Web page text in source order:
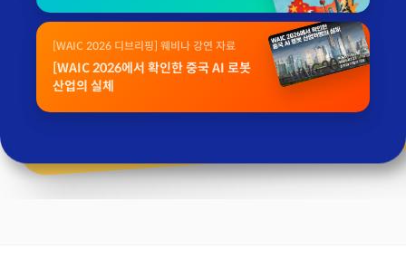
[WAIC 2026 디브리핑] 웨비나 강연 자료
[WAIC 2026에서 확인한 중국 AI 로봇
산업의 실체